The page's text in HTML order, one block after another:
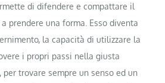
di difendere e compattare il
prendere una forma. Esso diventa
la capacità di utilizzare la
i propri passi nella giusta
per trovare sempre un senso ed un